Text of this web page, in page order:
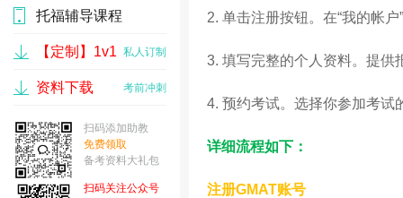
托福辅导课程
【定制】1v1 私人订制
资料下载 考前冲刺
扫码添加助教
免费领取
备考资料大礼包
扫码关注公众号
2. 单击注册按钮。在“我的帐
3. 填写完整的个人资料。提供
4. 预约考试。选择你参加考试
详细流程如下：
注册GMAT账号